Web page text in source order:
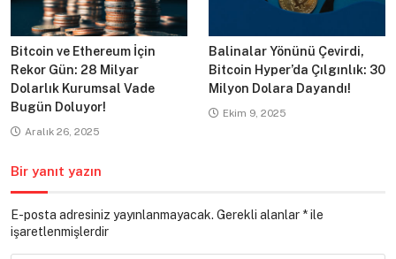
Bitcoin ve Ethereum İçin
Rekor Gün: 28 Milyar
Dolarlık Kurumsal Vade
Bugün Doluyor!
Aralık 26, 2025
Balinalar Yönünü Çevirdi,
Bitcoin Hyper’da Çılgınlık: 30
Milyon Dolara Dayandı!
Ekim 9, 2025
Bir yanıt yazın
E-posta adresiniz yayınlanmayacak. Gerekli alanlar *ile
işaretlenmişlerdir